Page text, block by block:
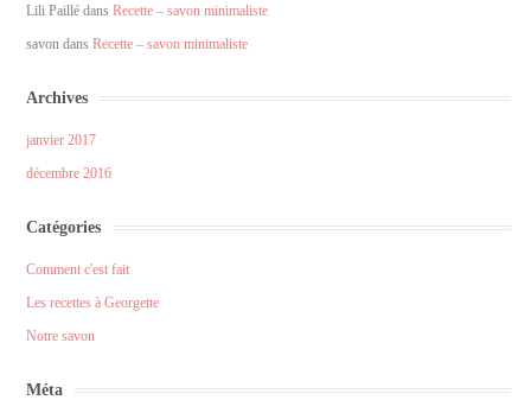
Lili Paillé dansRecette – savon minimaliste
savon dansRecette – savon minimaliste
Archives
janvier 2017
décembre 2016
Catégories
Comment c'est fait
Les recettes à Georgette
Notre savon
Méta